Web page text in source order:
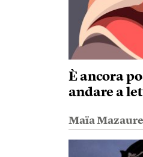
È ancora
andare a
Maïa